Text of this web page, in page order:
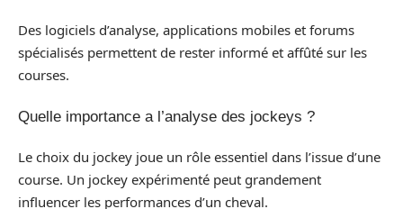
Des logiciels d’analyse, applications mobiles et forums
spécialisés permettent de rester informé et affûté sur les
courses.
Quelle importance a l’analyse des jockeys ?
Le choix du jockey joue un rôle essentiel dans l’issue d’une
course. Un jockey expérimenté peut grandement
influencer les performances d’un cheval.